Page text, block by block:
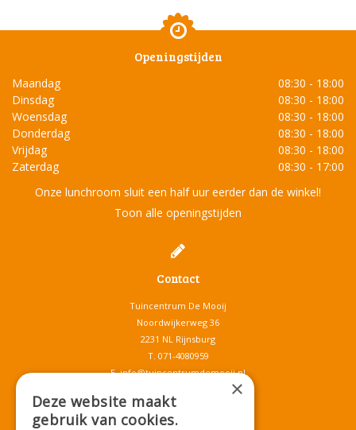
Openingstijden
Maandag
08:30 - 18:00
Dinsdag
08:30 - 18:00
Woensdag
08:30 - 18:00
Donderdag
08:30 - 18:00
Vrijdag
08:30 - 18:00
Zaterdag
08:30 - 17:00
Onze lunchroom sluit een half uur eerder dan de winkel!
Toon alle openingstijden
Contact
Tuincentrum De Mooij
Noordwijkerweg 36
2231 NL Rijnsburg
T. 071-4080959
E.info@tuincentrumdemooij.nl
×
Deze website maakt
gebruik van cookies.